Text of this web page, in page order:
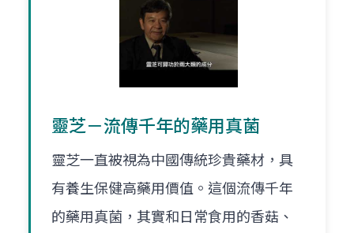
靈芝－流傳千年的藥用真菌
靈芝一直被視為中國傳統珍貴藥材，具
有養生保健高藥用價值。這個流傳千年
的藥用真菌，其實和日常食用的香菇、